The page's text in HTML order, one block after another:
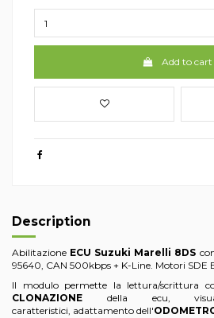
Add to cart
Description
Abilitazione ECU Suzuki Marelli 8DS
95640, CAN 500kbps + K-Line. Motori SDE
Il modulo permette la lettura/scrittura
CLONAZIONE della ecu,
caratteristici, adattamento dell'